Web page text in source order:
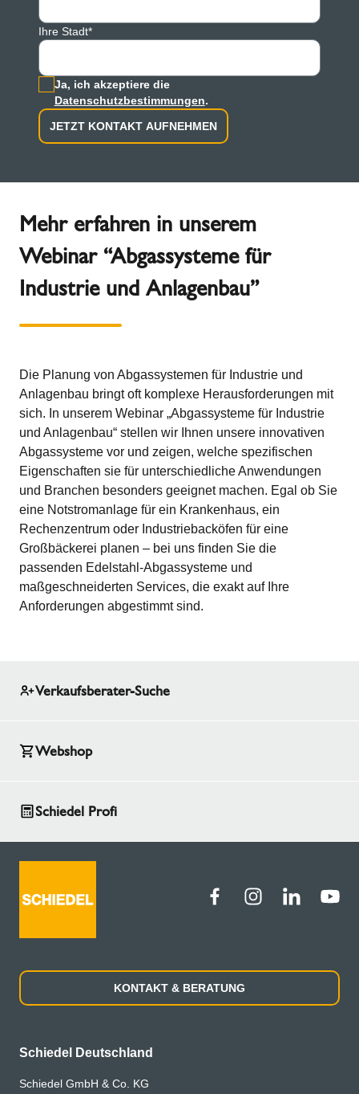
Ihre Stadt*
Ja, ich akzeptiere die
Datenschutzbestimmungen.
JETZT KONTAKT AUFNEHMEN
Mehr erfahren in unserem
Webinar “Abgassysteme für
Industrie und Anlagenbau”
Die Planung von Abgassystemen für Industrie und
Anlagenbau bringt oft komplexe Herausforderungen mit
sich. In unserem Webinar „Abgassysteme für Industrie
und Anlagenbau“ stellen wir Ihnen unsere innovativen
Abgassysteme vor und zeigen, welche spezifischen
Eigenschaften sie für unterschiedliche Anwendungen
und Branchen besonders geeignet machen. Egal ob Sie
eine Notstromanlage für ein Krankenhaus, ein
Rechenzentrum oder Industriebacköfen für eine
Großbäckerei planen – bei uns finden Sie die
passenden Edelstahl-Abgassysteme und
maßgeschneiderten Services, die exakt auf Ihre
Anforderungen abgestimmt sind.
Verkaufsberater-Suche
Webshop
Schiedel Profi
KONTAKT & BERATUNG
Schiedel Deutschland
Schiedel GmbH & Co. KG